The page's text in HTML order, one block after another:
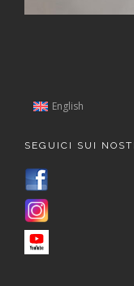
English
SEGUICI SUI